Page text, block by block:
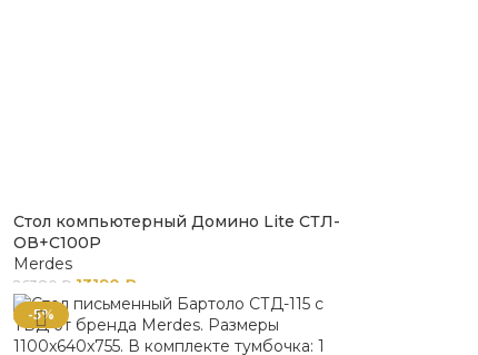
Стол компьютерный Домино Lite СТЛ-
ОВ+С100Р
Merdes
26380 ₽ 13190 ₽
-5%